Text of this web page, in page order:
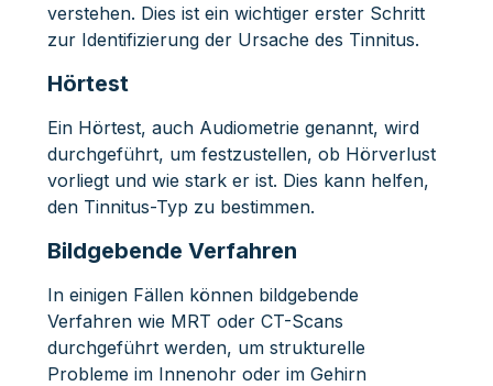
verstehen. Dies ist ein wichtiger erster Schritt
zur Identifizierung der Ursache des Tinnitus.
Hörtest
Ein Hörtest, auch Audiometrie genannt, wird
durchgeführt, um festzustellen, ob Hörverlust
vorliegt und wie stark er ist. Dies kann helfen,
den Tinnitus-Typ zu bestimmen.
Bildgebende Verfahren
In einigen Fällen können bildgebende
Verfahren wie MRT oder CT-Scans
durchgeführt werden, um strukturelle
Probleme im Innenohr oder im Gehirn